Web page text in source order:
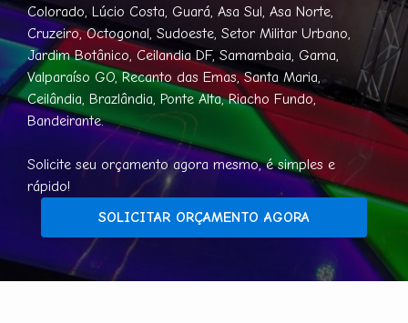
Colorado, Lúcio Costa, Guará, Asa Sul, Asa Norte,
Cruzeiro, Octogonal, Sudoeste, Setor Militar Urbano,
Jardim Botânico, Ceilandia DF, Samambaia, Gama,
Valparaíso GO, Recanto das Emas, Santa Maria,
Ceilândia, Brazlândia, Ponte Alta, Riacho Fundo,
Bandeirante.
Solicite seu orçamento agora mesmo, é simples e
rápido!
SOLICITAR ORÇAMENTO AGORA